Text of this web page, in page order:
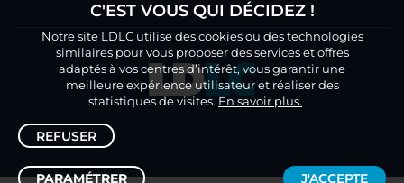
C'EST VOUS QUI DÉCIDEZ !
Notre site LDLC utilise des cookies ou des technologies
similaires pour vous proposer des services et offres
adaptés à vos centres d’intérêt, vous garantir une
meilleure expérience utilisateur et réaliser des
statistiques de visites. En savoir plus.
REFUSER
PARAMÉTRER J'ACCEPTE